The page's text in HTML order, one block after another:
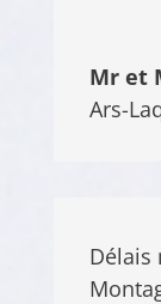
Mr et
Ars-
Délais